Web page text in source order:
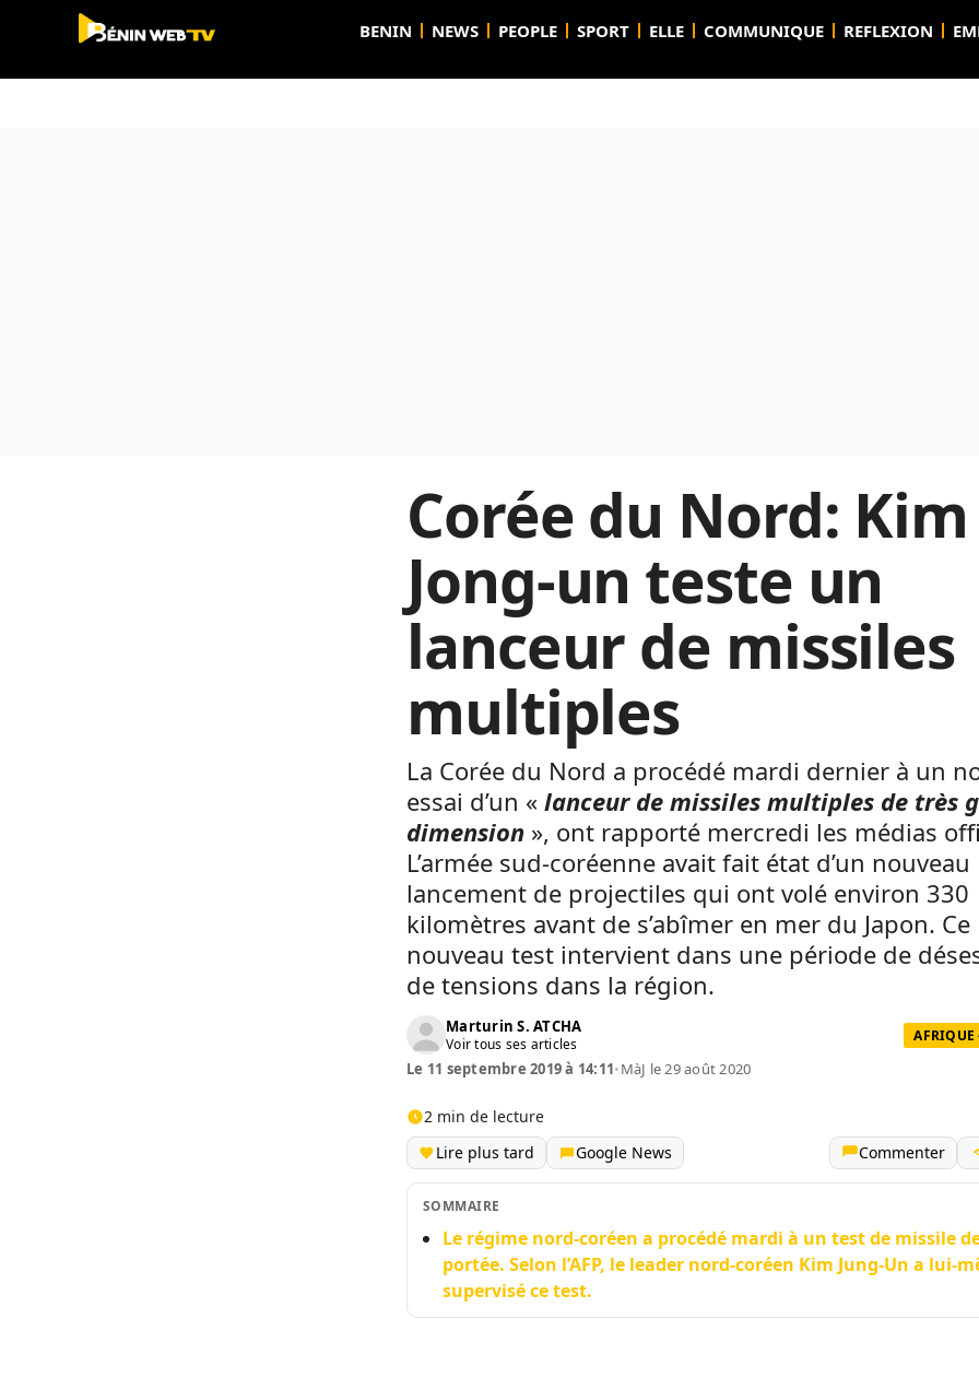
BENIN NEWS PEOPLE SPORT ELLE COMMUNIQUE REFLEXION
Corée du Nord: Kim
Jong-un teste un
lanceur de missiles
multiples
La Corée du Nord a procédé mardi dernier à un
essai d’un « lanceur de missiles multiples de très
dimension », ont rapporté mercredi les médias
L’armée sud-coréenne avait fait état d’un nouveau
lancement de projectiles qui ont volé environ 330
kilomètres avant de s’abîmer en mer du Japon. Ce
nouveau test intervient dans une période de
de tensions dans la région.
Marturin S. ATCHA
Voir tous ses articles AFRIQUE
Le 11 septembre 2019 à 14:11•MàJ le 29 août 2020
2 min de lecture
Lire plus tard
Google News Commenter
SOMMAIRE
Le régime nord-coréen a procédé mardi à un test de missile
portée. Selon l’AFP, le leader nord-coréen Kim Jung-Un a lui-
supervisé ce test.